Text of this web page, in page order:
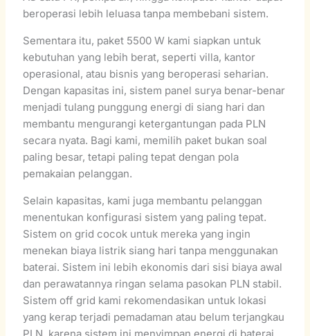
beroperasi lebih leluasa tanpa membebani sistem.
Sementara itu, paket 5500 W kami siapkan untuk
kebutuhan yang lebih berat, seperti villa, kantor
operasional, atau bisnis yang beroperasi seharian.
Dengan kapasitas ini, sistem panel surya benar-benar
menjadi tulang punggung energi di siang hari dan
membantu mengurangi ketergantungan pada PLN
secara nyata. Bagi kami, memilih paket bukan soal
paling besar, tetapi paling tepat dengan pola
pemakaian pelanggan.
Selain kapasitas, kami juga membantu pelanggan
menentukan konfigurasi sistem yang paling tepat.
Sistem on grid cocok untuk mereka yang ingin
menekan biaya listrik siang hari tanpa menggunakan
baterai. Sistem ini lebih ekonomis dari sisi biaya awal
dan perawatannya ringan selama pasokan PLN stabil.
Sistem off grid kami rekomendasikan untuk lokasi
yang kerap terjadi pemadaman atau belum terjangkau
PLN, karena sistem ini menyimpan energi di baterai